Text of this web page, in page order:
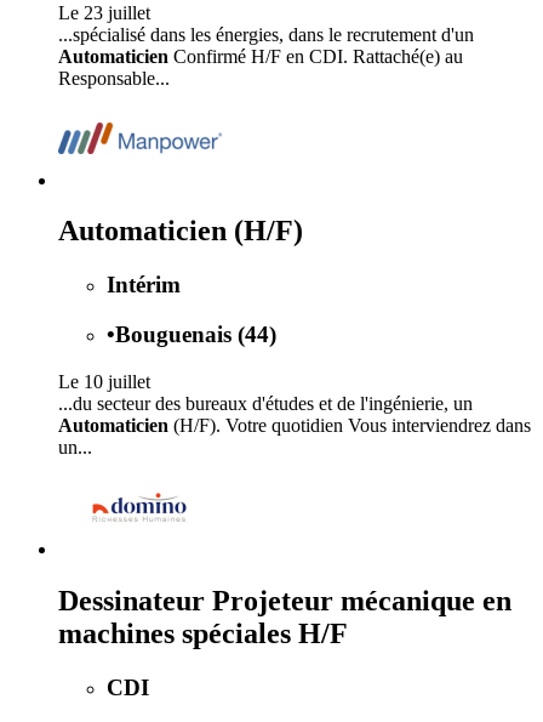
Le 23 juillet
...spécialisé dans les énergies, dans le recrutement d'un
Automaticien Confirmé H/F en CDI. Rattaché(e) au
Responsable...
Automaticien (H/F)
Intérim
•Bouguenais (44)
Le 10 juillet
...du secteur des bureaux d'études et de l'ingénierie, un
Automaticien (H/F). Votre quotidien Vous interviendrez dans
un...
Dessinateur Projeteur mécanique en
machines spéciales H/F
CDI